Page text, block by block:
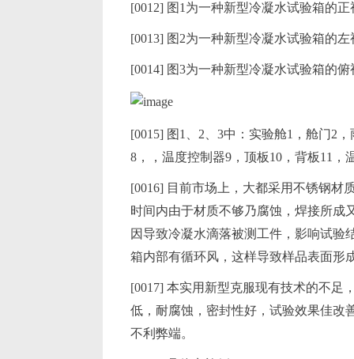
[0012] 图1为一种新型冷凝水试验箱的正
[0013] 图2为一种新型冷凝水试验箱的左
[0014] 图3为一种新型冷凝水试验箱的俯
[0015] 图1、2、3中：实验舱1，舱门2
8，，温度控制器9，顶板10，背板11，
[0016] 目前市场上，大都采用不锈钢材
时间内由于材质不够乃腐蚀，焊接所成
因导致冷凝水滴落被测工件，影响试验
箱内部有循环风，这样导致样品表面形
[0017] 本实用新型克服现有技术的不足
低，耐腐蚀，密封性好，试验效果佳改
不利弊端。